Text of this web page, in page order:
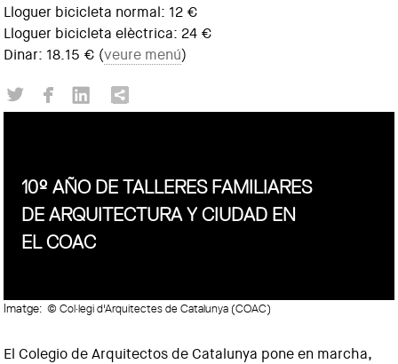
Lloguer bicicleta normal: 12 €
Lloguer bicicleta elèctrica: 24 €
Dinar: 18.15 € (veure menú)
10º AÑO DE TALLERES FAMILIARES
DE ARQUITECTURA Y CIUDAD EN
EL COAC
Imatge: © Col·legi d'Arquitectes de Catalunya (COAC)
El Colegio de Arquitectos de Catalunya pone en marcha,